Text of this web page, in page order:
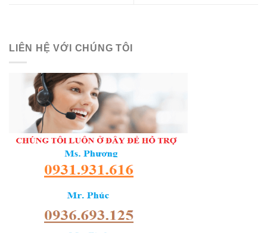
LIÊN HỆ VỚI CHÚNG TÔI